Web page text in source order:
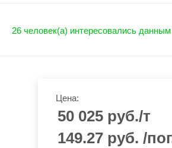
26 человек(а) интересовались
Цена:
50 025руб./т
149.27 руб. /